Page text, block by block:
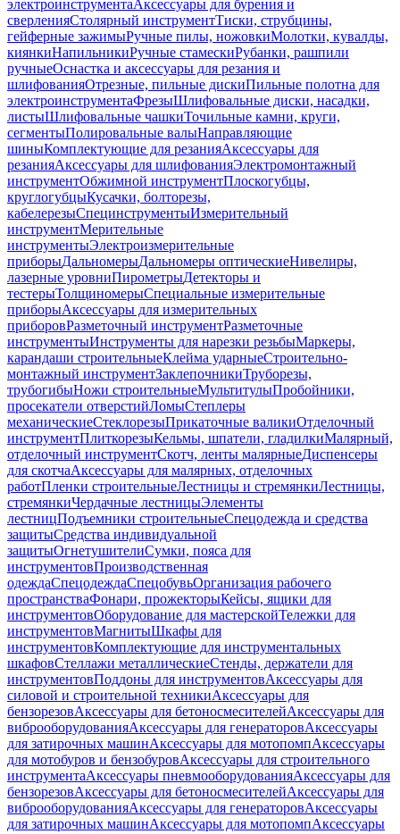
электроинструментаАксессуары для бурения и
сверленияСтолярный инструментТиски, струбцины,
гейферные зажимыРучные пилы, ножовкиМолотки, кувалды,
киянкиНапильникиРучные стамескиРубанки, рашпили
ручныеОснастка и аксессуары для резания и
шлифованияОтрезные, пильные дискиПильные полотна для
электроинструментаФрезыШлифовальные диски, насадки,
листыШлифовальные чашкиТочильные камни, круги,
сегментыПолировальные валыНаправляющие
шиныКомплектующие для резанияАксессуары для
резанияАксессуары для шлифованияЭлектромонтажный
инструментОбжимной инструментПлоскогубцы,
круглогубцыКусачки, болторезы,
кабелерезыСпецинструментыИзмерительный
инструментМерительные
инструментыЭлектроизмерительные
приборыДальномерыДальномеры оптическиеНивелиры,
лазерные уровниПирометрыДетекторы и
тестерыТолщиномерыСпециальные измерительные
приборыАксессуары для измерительных
приборовРазметочный инструментРазметочные
инструментыИнструменты для нарезки резьбыМаркеры,
карандаши строительныеКлейма ударныеСтроительно-
монтажный инструментЗаклепочникиТруборезы,
трубогибыНожи строительныеМультитулыПробойники,
просекатели отверстийЛомыСтеплеры
механическиеСтеклорезыПрикаточные валикиОтделочный
инструментПлиткорезыКельмы, шпатели, гладилкиМалярный,
отделочный инструментСкотч, ленты малярныеДиспенсеры
для скотчаАксессуары для малярных, отделочных
работПленки строительныеЛестницы и стремянкиЛестницы,
стремянкиЧердачные лестницыЭлементы
лестницПодъемники строительныеСпецодежда и средства
защитыСредства индивидуальной
защитыОгнетушителиСумки, пояса для
инструментовПроизводственная
одеждаСпецодеждаСпецобувьОрганизация рабочего
пространстваФонари, прожекторыКейсы, ящики для
инструментовОборудование для мастерскойТележки для
инструментовМагнитыШкафы для
инструментовКомплектующие для инструментальных
шкафовСтеллажи металлическиеСтенды, держатели для
инструментовПоддоны для инструментовАксессуары для
силовой и строительной техникиАксессуары для
бензорезовАксессуары для бетоносмесителейАксессуары для
виброоборудованияАксессуары для генераторовАксессуары
для затирочных машинАксессуары для мотопомпАксессуары
для мотобуров и бензобуровАксессуары для строительного
инструментаАксессуары пневмооборудованияАксессуары для
бензорезовАксессуары для бетоносмесителейАксессуары для
виброоборудованияАксессуары для генераторовАксессуары
для затирочных машинАксессуары для мотопомпАксессуары